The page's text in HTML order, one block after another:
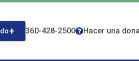
360-428-2500 Hacer una